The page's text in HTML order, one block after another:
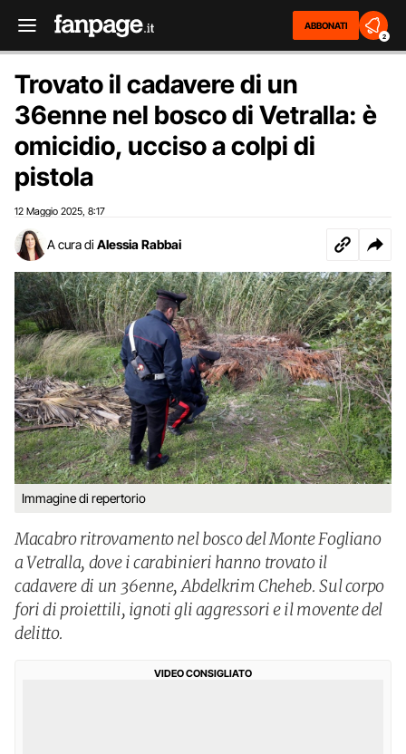
ABBONATI
2
Trovato il cadavere di un
36enne nel bosco di Vetralla: è
omicidio, ucciso a colpi di
pistola
12 Maggio 2025 8:17
A cura di Alessia Rabbai
Immagine di repertorio
Macabro ritrovamento nel bosco del Monte Fogliano
a Vetralla, dove i carabinieri hanno trovato il
cadavere di un 36enne, Abdelkrim Cheheb. Sul corpo
fori di proiettili, ignoti gli aggressori e il movente del
delitto.
VIDEO CONSIGLIATO